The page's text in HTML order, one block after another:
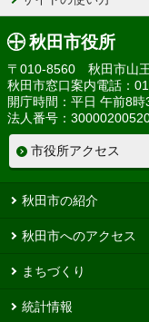
秋田市役所
〒010-8560 秋田市山
秋田市窓口案内電話：
開庁時間：平日 午前8
法人番号：
市役所アクセス
秋田市の紹介
秋田市へのアクセス
まちづくり
統計情報